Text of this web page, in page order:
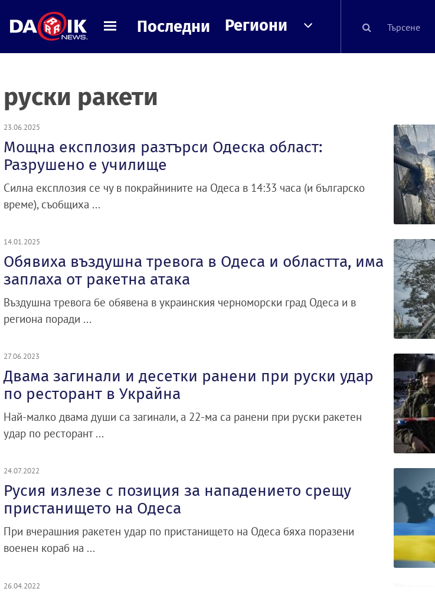
Последни Региони
руски ракети
23.06.2025
Мощна експлозия разтърси Одеска област:
Разрушено е училище
Силна експлозия се чу в покрайнините на Одеса в 14:33 часа (и българско
време), съобщиха ...
14.01.2025
Обявиха въздушна тревога в Одеса и областта, има
заплаха от ракетна атака
Въздушна тревога бе обявена в украинския черноморски град Одеса и в
региона поради ...
27.06.2023
Двама загинали и десетки ранени при руски удар
по ресторант в Украйна
Най-малко двама души са загинали, а 22-ма са ранени при руски ракетен
удар по ресторант ...
24.07.2022
Русия излезе с позиция за нападението срещу
пристанището на Одеса
При вчерашния ракетен удар по пристанището на Одеса бяха поразени
военен кораб на ...
26.04.2022